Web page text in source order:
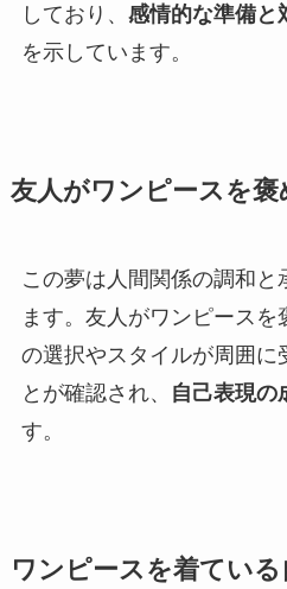
しており、 感情的な準備と
を示しています。
友人がワンピースを褒
この夢は人間関係の調和と
ます。友人がワンピース
の選択やスタイルが周囲に
とが確認され、
自己表現の
す。
ワンピースを着てい